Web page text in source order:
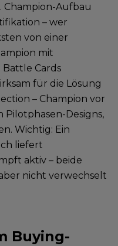
Champion-Aufbau
– wer
von einer
mit
Battle Cards
für die Lösung
– Champion vor
Pilotphasen-Designs,
Wichtig: Ein
liefert
aktiv – beide
nicht verwechselt
Buying-